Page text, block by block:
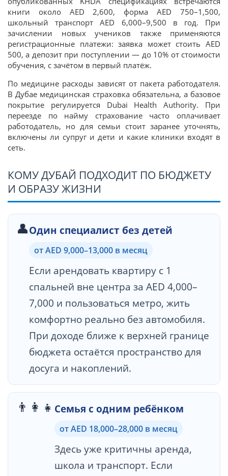
книги около AED 2,600, форма AED 750–1,500,
школьный транспорт AED 6,000–9,500 в год. При
зачислении новых учеников также применяются
регистрационные платежи: заявка может стоить AED
500, а депозит при поступлении — до 10% от стоимости
обучения, с зачётом в первый платёж.
По медицине расходы зависят от пакета работодателя.
В Дубае медицинская страховка обязательна, а базовое
покрытие регулируется Dubai Health Authority. При
переезде по найму страхование часто оплачивает
работодатель, но для семьи стоит заранее уточнять,
включены ли супруг и дети и какие клиники входят в
сеть.
КОМУ ДУБАЙ ПОДХОДИТ ПО БЮДЖЕТУ
И ОБРАЗУ ЖИЗНИ
👤Один специалист без детей
от AED 9,000–13,000 в месяц
Если арендовать квартиру с 1
спальней вне центра за AED 4,000–
7,000 и пользоваться метро, жить
комфортно реально без автомобиля.
При доходе ближе к верхней границе
бюджета остаётся пространство для
досуга и накоплений.
👨‍👩‍👧 Семья с одним ребёнком
от AED 18,000–28,000 в месяц
Здесь уже критичны аренда,
школа и транспорт. Если